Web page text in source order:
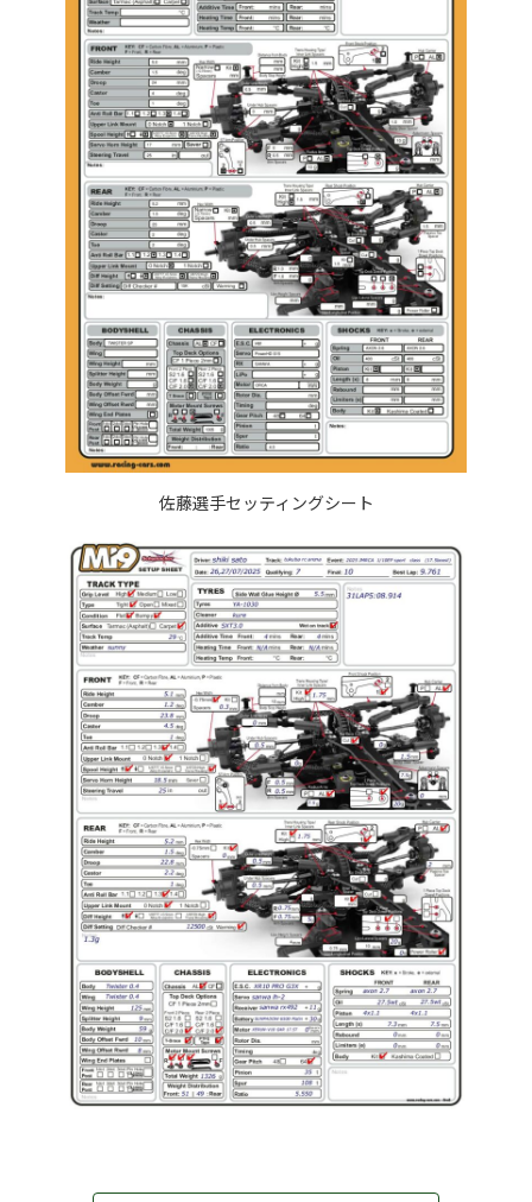
佐藤選手セッティングシート